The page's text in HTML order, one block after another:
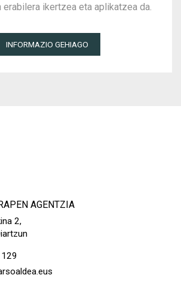
ikertzea eta aplikatzea da.
INFORMAZIO GEHIAGO
AGENTZIA
2,